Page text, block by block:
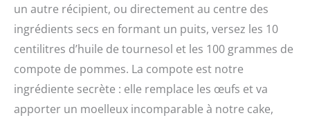
un autre récipient, ou directement au centre des
ingrédients secs en formant un puits, versez les 10
centilitres d’huile de tournesol et les 100 grammes de
compote de pommes. La compote est notre
ingrédiente secrète : elle remplace les œufs et va
apporter un moelleux incomparable à notre cake,